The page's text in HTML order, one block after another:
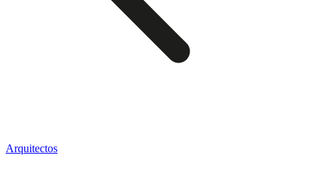
Arquitectos